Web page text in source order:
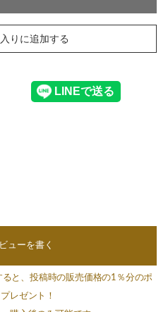
りに追加する
ューを書く
と、投稿時の販売価格の1％分のポ
レゼント！